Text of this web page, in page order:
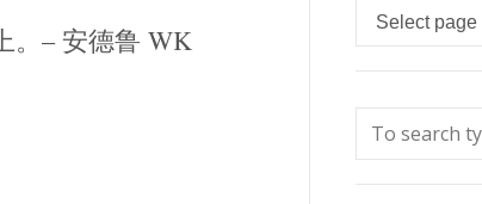
。– 安德鲁 WK
Languages